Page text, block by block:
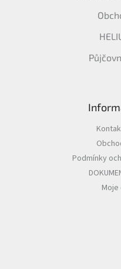
Podmínky